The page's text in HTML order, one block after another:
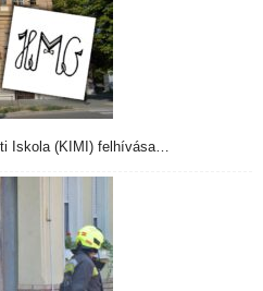
Iskola (KIMI) felhívása…